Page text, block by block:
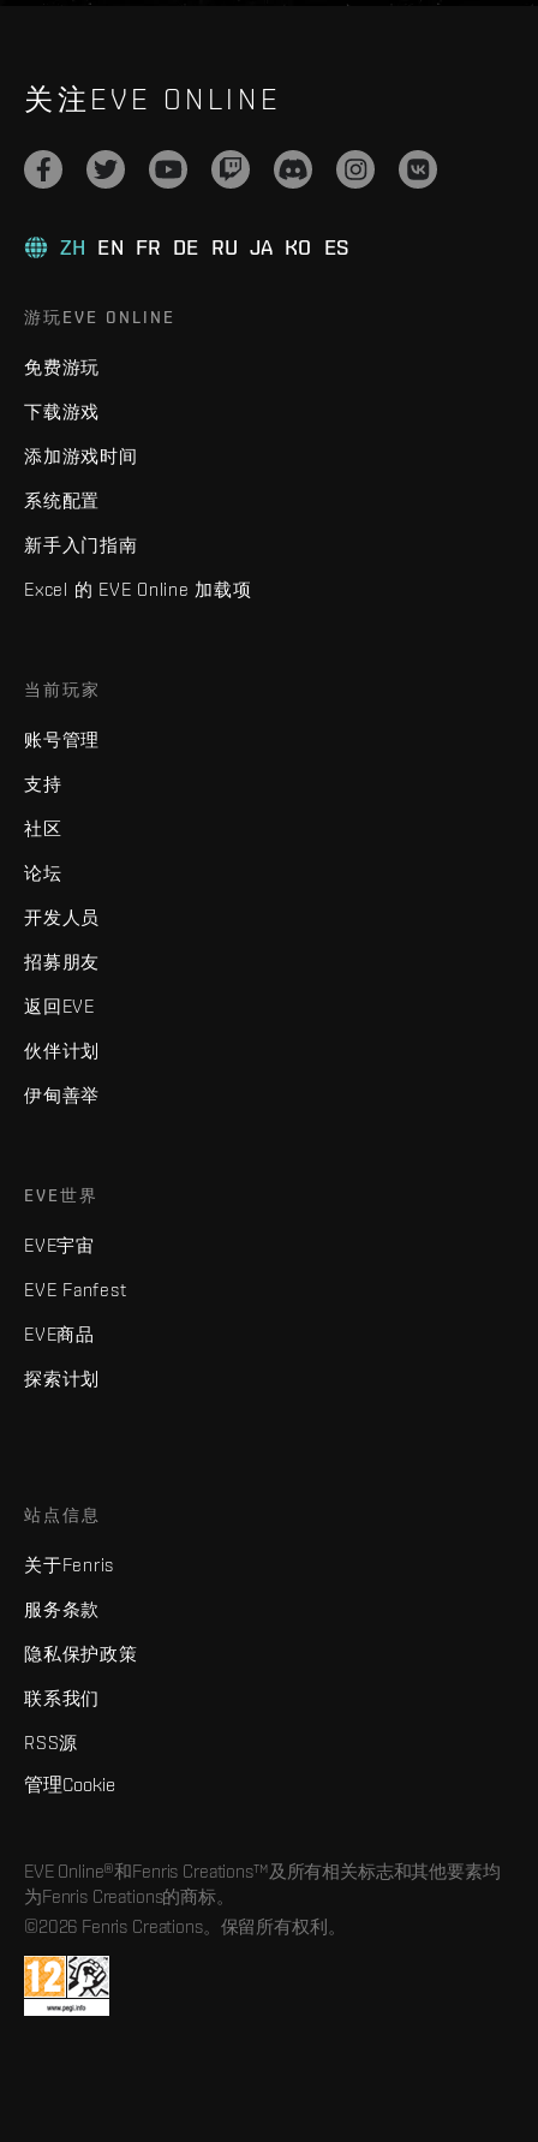
关注EVE ONLINE
ZH EN FR DE RU JA KO ES
游玩EVE ONLINE
免费游玩
下载游戏
添加游戏时间
系统配置
新手入门指南
Excel 的 EVE Online 加载项
当前玩家
账号管理
支持
社区
论坛
开发人员
招募朋友
返回EVE
伙伴计划
伊甸善举
EVE世界
EVE宇宙
EVE Fanfest
EVE商品
探索计划
站点信息
关于Fenris
服务条款
隐私保护政策
联系我们
RSS源
管理Cookie
EVE Online®和Fenris Creations™及所有相关标志和其他要素均
为Fenris Creations的商标。
©2026 Fenris Creations。保留所有权利。